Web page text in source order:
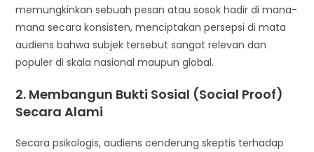
memungkinkan sebuah pesan atau sosok hadir di mana-
mana secara konsisten, menciptakan persepsi di mata
audiens bahwa subjek tersebut sangat relevan dan
populer di skala nasional maupun global.
2. Membangun Bukti Sosial (Social Proof)
Secara Alami
Secara psikologis, audiens cenderung skeptis terhadap